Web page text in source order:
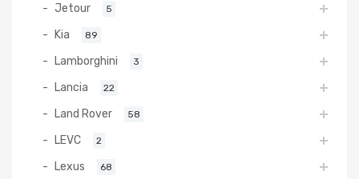
Jetour 5
Kia 89
Lamborghini 3
Lancia 22
Land Rover 58
LEVC 2
Lexus 68